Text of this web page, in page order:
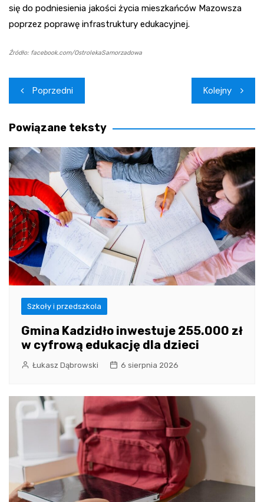
się do podniesienia jakości życia mieszkańców Mazowsza
poprzez poprawę infrastruktury edukacyjnej.
Źródło: facebook.com/OstrolekaSamorzadowa
Nawigacja
wpisu
Poprzedni Kolejny
Powiązane teksty
Szkoły i przedszkola
Gmina Kadzidło inwestuje 255.000 zł
w cyfrową edukację dla dzieci
Łukasz Dąbrowski 6 sierpnia 2026